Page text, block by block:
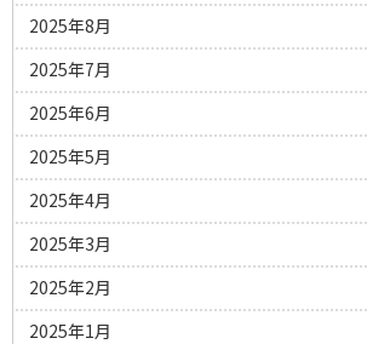
2025年8月
2025年7月
2025年6月
2025年5月
2025年4月
2025年3月
2025年2月
2025年1月